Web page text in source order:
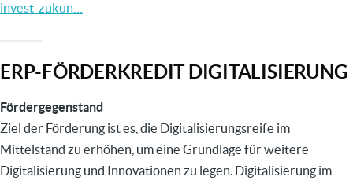
invest-zukun…
ERP-FÖRDERKREDIT DIGITALISIERUNG
Fördergegenstand
Ziel der Förderung ist es, die Digitalisierungsreife im
Mittelstand zu erhöhen, um eine Grundlage für weitere
Digitalisierung und Innovationen zu legen. Digitalisierung im